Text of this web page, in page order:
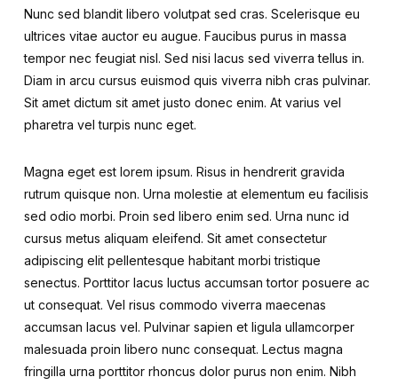
Nunc sed blandit libero volutpat sed cras. Scelerisque eu
ultrices vitae auctor eu augue. Faucibus purus in massa
tempor nec feugiat nisl. Sed nisi lacus sed viverra tellus in.
Diam in arcu cursus euismod quis viverra nibh cras pulvinar.
Sit amet dictum sit amet justo donec enim. At varius vel
pharetra vel turpis nunc eget.
Magna eget est lorem ipsum. Risus in hendrerit gravida
rutrum quisque non. Urna molestie at elementum eu facilisis
sed odio morbi. Proin sed libero enim sed. Urna nunc id
cursus metus aliquam eleifend. Sit amet consectetur
adipiscing elit pellentesque habitant morbi tristique
senectus. Porttitor lacus luctus accumsan tortor posuere ac
ut consequat. Vel risus commodo viverra maecenas
accumsan lacus vel. Pulvinar sapien et ligula ullamcorper
malesuada proin libero nunc consequat. Lectus magna
fringilla urna porttitor rhoncus dolor purus non enim. Nibh